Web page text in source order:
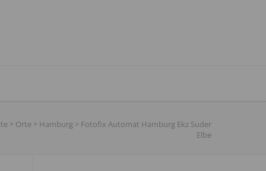
> Orte > Hamburg > Fotofix Automat Hamburg Ekz Suder
Elbe